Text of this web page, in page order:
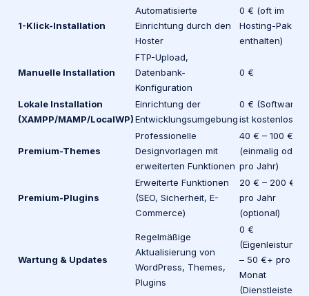
1-Klick-Installation
Automatisierte
Einrichtung durch den
Hoster
0 € (oft im
Hosting-Paket
enthalten)
Manuelle Installation
FTP-Upload,
Datenbank-
Konfiguration
0 €
Lokale Installation
(XAMPP/MAMP/LocalWP)
Einrichtung der
Entwicklungsumgebung
0 € (Software
ist kostenlos)
Premium-Themes
Professionelle
Designvorlagen mit
erweiterten Funktionen
40 € – 100 €
(einmalig oder
pro Jahr)
Premium-Plugins
Erweiterte Funktionen
(SEO, Sicherheit, E-
Commerce)
20 € – 200 €
pro Jahr
(optional)
Wartung & Updates
Regelmäßige
Aktualisierung von
WordPress, Themes,
Plugins
0 €
(Eigenleistung)
– 50 €+ pro
Monat
(Dienstleister)